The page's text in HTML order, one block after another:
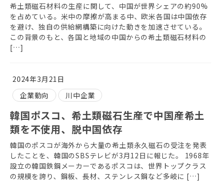
希土類磁石材料の生産に関して、中国が世界シェアの約90%
を占めている。米中の摩擦が高まる中、欧米各国は中国依存
を避け、独自の供給網構築に向けた動きを加速させている。
この背景のもと、各国と地域の中国からの希土類磁石材料の
[…]
2024年3月21日
企業動向
川中企業
韓国ポスコ、希土類磁石生産で中国産希土
類を不使用、脱中国依存
韓国のポスコが海外から大量の希土類永久磁石の受注を発表
したことを、韓国のSBSテレビが3月12日に報じた。 1968年
設立の韓国鉄鋼メーカーであるポスコは、世界トップクラス
の規模を誇り、鋼板、長材、ステンレス鋼など多岐に […]